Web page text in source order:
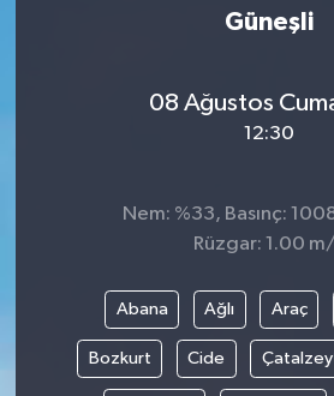
Güneşli
08 Ağustos
12:30
Nem: %33, Basınç:
Rüzgar: 1.00
Abana Ağlı Araç
Bozkurt Cide